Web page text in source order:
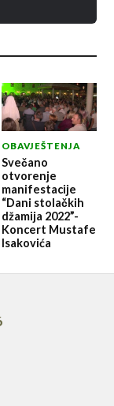
OBAVJEŠTENJA
Svečano
otvorenje
manifestacije
“Dani stolačkih
džamija 2022”-
Koncert Mustafe
Isakovića